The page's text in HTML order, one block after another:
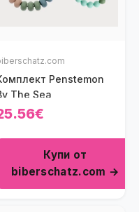
Penstemon
The Sea
Купи от
biberschatz.com →